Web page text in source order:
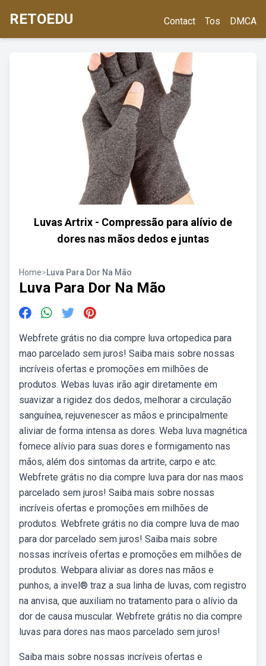
RETOEDU Contact Tos DMCA
Luvas Artrix - Compressão para alívio de
dores nas mãos dedos e juntas
Home>Luva Para Dor Na Mão
Luva Para Dor Na Mão
Webfrete grátis no dia compre luva ortopedica para
mao parcelado sem juros! Saiba mais sobre nossas
incríveis ofertas e promoções em milhões de
produtos. Webas luvas irão agir diretamente em
suavizar a rigidez dos dedos, melhorar a circulação
sanguínea, rejuvenescer as mãos e principalmente
aliviar de forma intensa as dores. Weba luva magnética
fornece alívio para suas dores e formigamento nas
mãos, além dos sintomas da artrite, carpo e atc.
Webfrete grátis no dia compre luva para dor nas maos
parcelado sem juros! Saiba mais sobre nossas
incríveis ofertas e promoções em milhões de
produtos. Webfrete grátis no dia compre luva de mao
para dor parcelado sem juros! Saiba mais sobre
nossas incríveis ofertas e promoções em milhões de
produtos. Webpara aliviar as dores nas mãos e
punhos, a invel® traz a sua linha de luvas, com registro
na anvisa, que auxiliam no tratamento para o alívio da
dor de causa muscular. Webfrete grátis no dia compre
luvas para dores nas maos parcelado sem juros!
Saiba mais sobre nossas incríveis ofertas e